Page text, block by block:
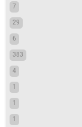
7
29
6
383
4
1
1
1